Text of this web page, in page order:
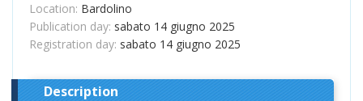
Location: Bardolino
Publication day: sabato 14 giugno 2025
Registration day: sabato 14 giugno 2025
Description